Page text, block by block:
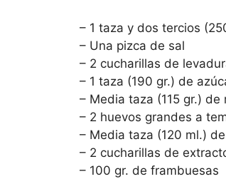
– 1 taza y dos tercios
– Una pizca de sal
– 2 cucharillas de
– 1 taza (190 gr.) de
– Media taza (115 gr.)
– 2 huevos grandes a
– Media taza (120 ml.)
– 2 cucharillas de
– 100 gr. de frambuesas